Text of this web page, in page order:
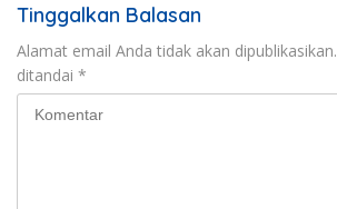
Tinggalkan Balasan
Alamat email Anda tidak akan dipublikasikan.
ditandai *